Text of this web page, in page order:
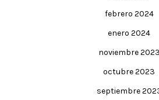
febrero 2024
enero 2024
noviembre 2023
octubre 2023
septiembre